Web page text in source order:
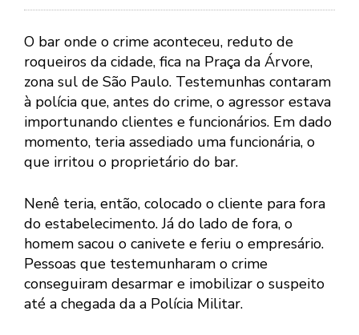
O bar onde o crime aconteceu, reduto de
roqueiros da cidade, fica na Praça da Árvore,
zona sul de São Paulo. Testemunhas contaram
à polícia que, antes do crime, o agressor estava
importunando clientes e funcionários. Em dado
momento, teria assediado uma funcionária, o
que irritou o proprietário do bar.
Nenê teria, então, colocado o cliente para fora
do estabelecimento. Já do lado de fora, o
homem sacou o canivete e feriu o empresário.
Pessoas que testemunharam o crime
conseguiram desarmar e imobilizar o suspeito
até a chegada da a Polícia Militar.